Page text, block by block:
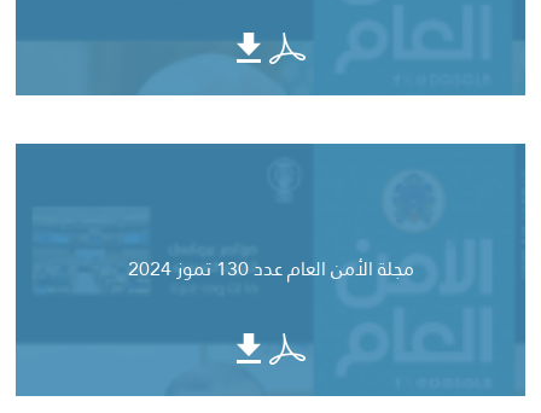
مجلة الأمن العام عدد 130 تموز 2024